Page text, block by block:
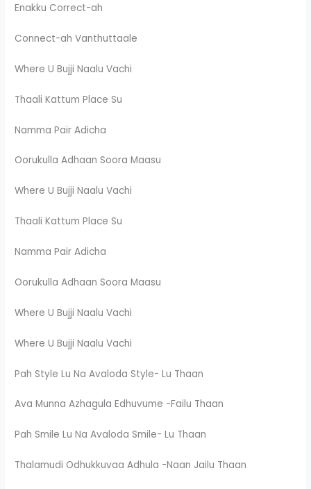
Enakku Correct-ah
Connect-ah Vanthuttaale
Where U Bujji Naalu Vachi
Thaali Kattum Place Su
Namma Pair Adicha
Oorukulla Adhaan Soora Maasu
Where U Bujji Naalu Vachi
Thaali Kattum Place Su
Namma Pair Adicha
Oorukulla Adhaan Soora Maasu
Where U Bujji Naalu Vachi
Where U Bujji Naalu Vachi
Pah Style Lu Na Avaloda Style- Lu Thaan
Ava Munna Azhagula Edhuvume -Failu Thaan
Pah Smile Lu Na Avaloda Smile- Lu Thaan
Thalamudi Odhukkuvaa Adhula -Naan Jailu Thaan